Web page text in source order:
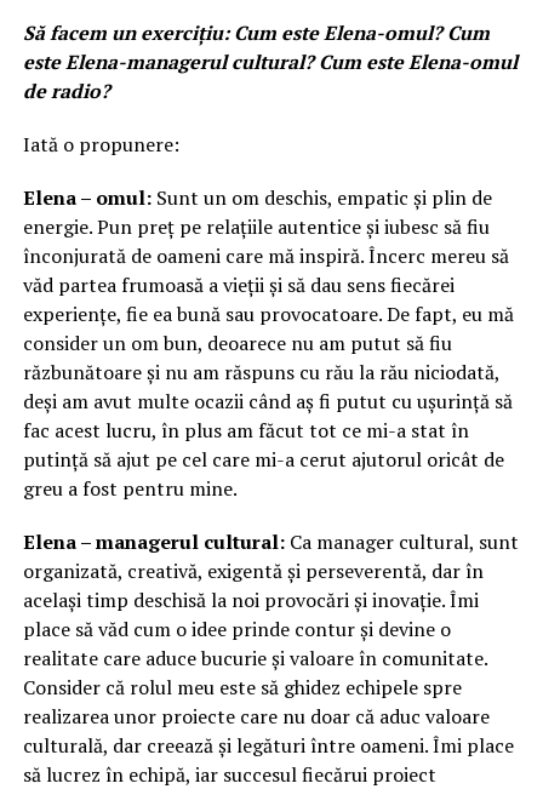
Să facem un exercițiu: Cum este Elena-omul? Cum
este Elena-managerul cultural? Cum este Elena-omul
de radio?
Iată o propunere:
Elena – omul:Sunt un om deschis, empatic și plin de
energie. Pun preț pe relațiile autentice și iubesc să fiu
înconjurată de oameni care mă inspiră. Încerc mereu să
văd partea frumoasă a vieții și să dau sens fiecărei
experiențe, fie ea bună sau provocatoare. De fapt, eu mă
consider un om bun, deoarece nu am putut să fiu
răzbunătoare și nu am răspuns cu rău la rău niciodată,
deși am avut multe ocazii când aș fi putut cu ușurință să
fac acest lucru, în plus am făcut tot ce mi-a stat în
putință să ajut pe cel care mi-a cerut ajutorul oricât de
greu a fost pentru mine.
Elena – managerul cultural:Ca manager cultural, sunt
organizată, creativă, exigentă și perseverentă, dar în
același timp deschisă la noi provocări și inovație. Îmi
place să văd cum o idee prinde contur și devine o
realitate care aduce bucurie și valoare în comunitate.
Consider că rolul meu este să ghidez echipele spre
realizarea unor proiecte care nu doar că aduc valoare
culturală, dar creează și legături între oameni. Îmi place
să lucrez în echipă, iar succesul fiecărui proiect